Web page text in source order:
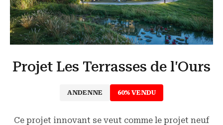
Projet Les Terrasses de l'Ours
ANDENNE 60% VENDU
Ce projet innovant se veut comme le projet neuf